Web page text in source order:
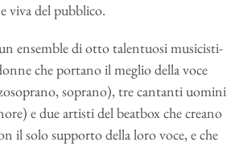
viva del pubblico.
ensemble di otto talentuosi musicisti-
che portano il meglio della voce
soprano), tre cantanti uomini
e due artisti del beatbox che creano
il solo supporto della loro voce, e che